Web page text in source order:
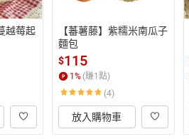
越莓起
【蕃薯藤】紫糯米南瓜子
麵包
$115
1% (賺1點)
(4)
放入購物車